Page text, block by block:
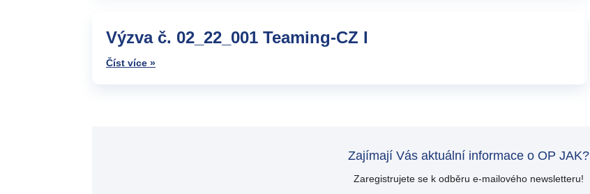
Výzva č. 02_22_001 Teaming-CZ I
Číst více »
Zajímají Vás aktuální informace o OP JAK?
Zaregistrujete se k odběru e-mailového newsletteru!